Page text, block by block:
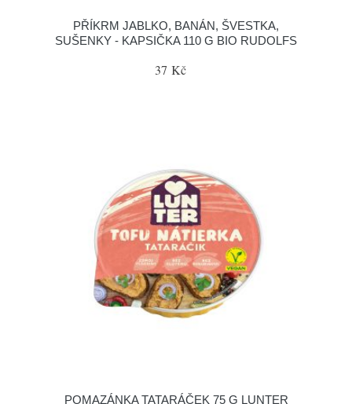
PŘÍKRM JABLKO, BANÁN, ŠVESTKA,
SUŠENKY - KAPSIČKA 110 G BIO RUDOLFS
37 Kč
POMAZÁNKA TATARÁČEK 75 G LUNTER